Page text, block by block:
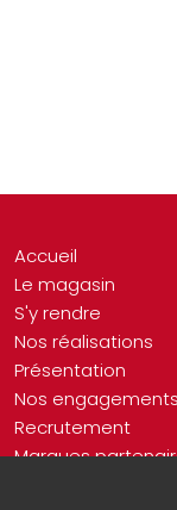
Accueil
Le magasin
S'y rendre
Nos réalisations
Présentation
Nos engagements
Recrutement
Marques